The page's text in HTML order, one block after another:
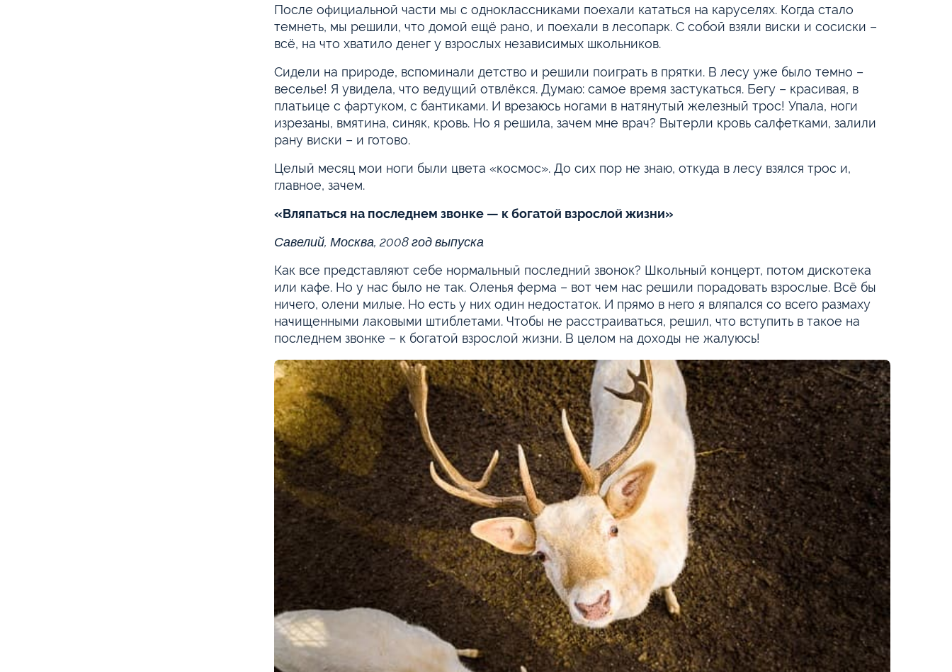
После официальной части мы с одноклассниками поехали кататься на каруселях. Когда стало
темнеть, мы решили, что домой ещё рано, и поехали в лесопарк. С собой взяли виски и сосиски –
всё, на что хватило денег у взрослых независимых школьников.
Сидели на природе, вспоминали детство и решили поиграть в прятки. В лесу уже было темно –
веселье! Я увидела, что ведущий отвлёкся. Думаю: самое время застукаться. Бегу – красивая, в
платьице с фартуком, с бантиками. И врезаюсь ногами в натянутый железный трос! Упала, ноги
изрезаны, вмятина, синяк, кровь. Но я решила, зачем мне врач? Вытерли кровь салфетками, залили
рану виски – и готово.
Целый месяц мои ноги были цвета «космос». До сих пор не знаю, откуда в лесу взялся трос и,
главное, зачем.
«Вляпаться на последнем звонке — к богатой взрослой жизни»
Савелий, Москва, 2008 год выпуска
Как все представляют себе нормальный последний звонок? Школьный концерт, потом дискотека
или кафе. Но у нас было не так. Оленья ферма – вот чем нас решили порадовать взрослые. Всё бы
ничего, олени милые. Но есть у них один недостаток. И прямо в него я вляпался со всего размаху
начищенными лаковыми штиблетами. Чтобы не расстраиваться, решил, что вступить в такое на
последнем звонке – к богатой взрослой жизни. В целом на доходы не жалуюсь!